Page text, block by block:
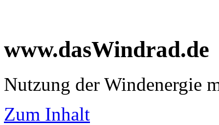
www.dasWindrad.de
Nutzung der Windenergie
Zum Inhalt